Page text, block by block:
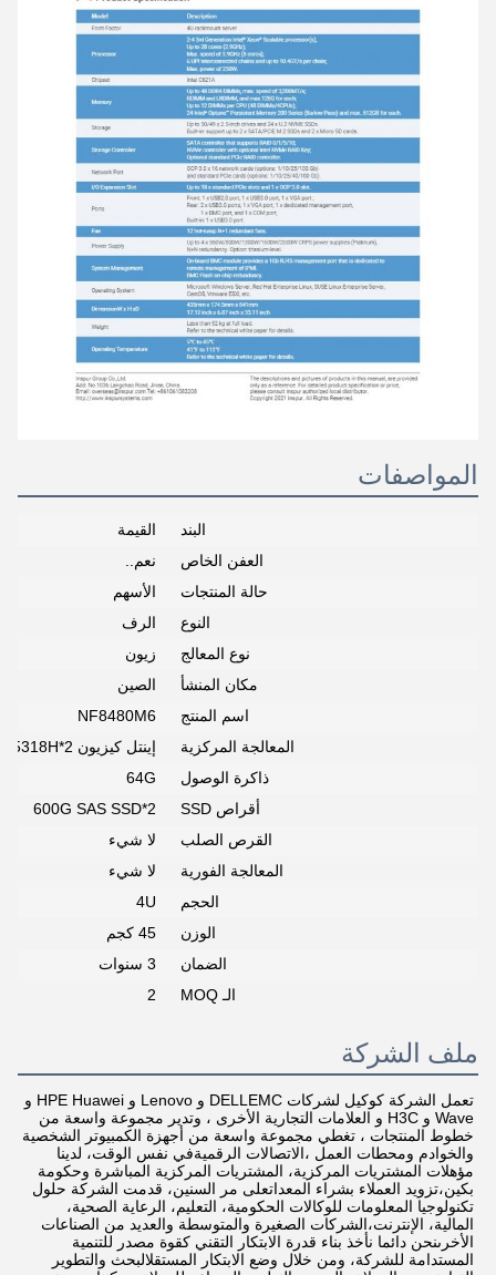
المواصفات
البند
القيمة
العفن الخاص
نعم..
حالة المنتجات
الأسهم
النوع
الرف
نوع المعالج
زيون
مكان المنشأ
الصين
اسم المنتج
NF8480M6
المعالجة المركزية
إينتل كيزيون 5318H*2
ذاكرة الوصول
64G
أقراص SSD
600G SAS SSD*2
القرص الصلب
لا شيء
المعالجة الفورية
لا شيء
الحجم
4U
الوزن
45 كجم
الضمان
3 سنوات
الـ MOQ
2
ملف الشركة